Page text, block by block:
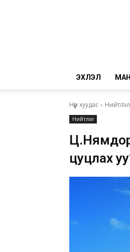
ЭХЛЭЛ
Нүүр хуудас Нийтлэл
Нийтлэл
цуцлах